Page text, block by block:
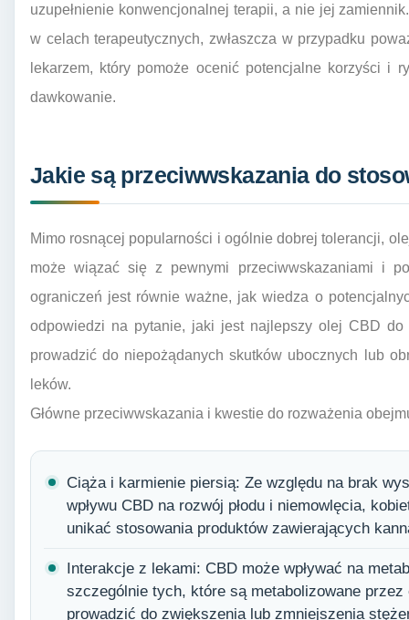
uzupełnienie konwencjonalnej terapii, a nie jej
w celach terapeutycznych, zwłaszcza w przypadku
lekarzem, który pomoże ocenić potencjalne korzyści i
dawkowanie.
Jakie są przeciwwskazania do
Mimo rosnącej popularności i ogólnie dobrej tolerancji,
może wiązać się z pewnymi przeciwwskazaniami i
ograniczeń jest równie ważne, jak wiedza o
odpowiedzi na pytanie, jaki jest najlepszy olej CBD
prowadzić do niepożądanych skutków ubocznych lub
leków.
Główne przeciwwskazania i kwestie do rozważenia
Ciąża i karmienie piersią: Ze względu na brak
wpływu CBD na rozwój płodu i niemowlęcia,
unikać stosowania produktów zawierających
Interakcje z lekami: CBD może wpływać na
szczególnie tych, które są metabolizowane
prowadzić do zwiększenia lub zmniejszenia